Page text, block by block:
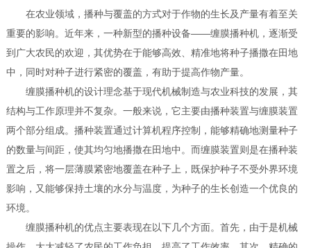
在农业领域，播种与覆盖的方式对于作物的生长及产量有着至关
重要的影响。近年来，一种新型的播种设备——缠膜播种机，逐渐受
到广大农民的欢迎，其优势在于能够高效、精准地将种子播撒在田地
中，同时对种子进行紧密的覆盖，有助于提高作物产量。
缠膜播种机的设计理念基于现代机械制造与农业科技的发展，其
结构与工作原理并不复杂。一般来说，它主要由播种装置与缠膜装置
两个部分组成。播种装置通过计算机程序控制，能够精确地测量种子
的数量与间距，使其均匀地播撒在田地中。而缠膜装置则是在播种装
置之后，将一层薄膜紧密地覆盖在种子上，既保护种子不受外界环境
影响，又能够保持土壤的水分与温度，为种子的生长创造一个优良的
环境。
缠膜播种机的优点主要表现在以下几个方面。首先，由于是机械